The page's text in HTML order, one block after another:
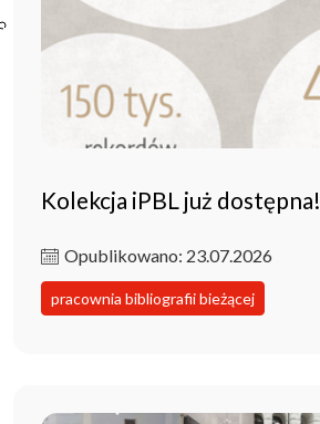
Poczta ibl.waw.pl
Kontakt
Kolekcja iPBL już dostępna!
Opublikowano: 23.07.2026
pracownia bibliografii bieżącej